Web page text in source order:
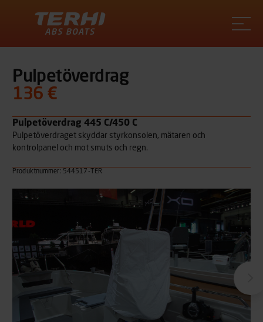
Pulpetöverdrag
136 €
Pulpetöverdrag 445 C/450 C
Pulpetöverdraget skyddar styrkonsolen, mätaren och
kontrolpanel och mot smuts och regn.
Produktnummer: 544517-TER